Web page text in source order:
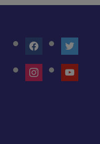
FACEBOOKTWITTER
INSTAGRAM